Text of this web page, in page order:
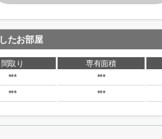
たお部屋
間取り 専有面積
*** ***
*** ***